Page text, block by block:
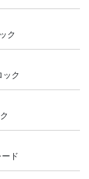
ク
ック
ド